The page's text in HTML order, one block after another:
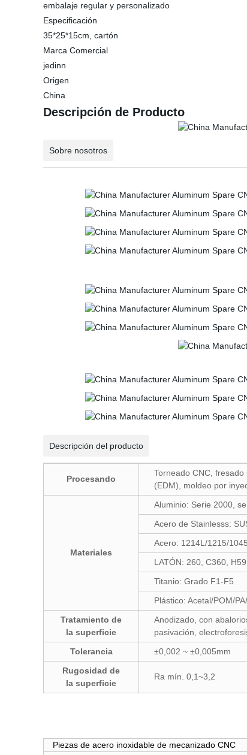
embalaje regular y personalizado
Especificación
35*25*15cm, cartón
Marca Comercial
jedinn
Origen
China
Descripción de Producto
Sobre nosotros
Descripción del producto
Procesando
Torneado CNC,
(EDM), moldeo por
Materiales
Aluminio: Serie 2000,
Acero de Stainlesss:
Acero: 1214L/1215/
LATÓN: 260, C360,
Titanio: Grado F1-F5
Plástico: Acetal/POM/
Tratamiento de
la superficie
Anodizado, con
pasivación,
Tolerancia
±0,002 ~ ±0,005mm
Rugosidad de
la superficie
Ra mín. 0,1~3,2
Piezas de acero inoxidable de mecanizado CNC